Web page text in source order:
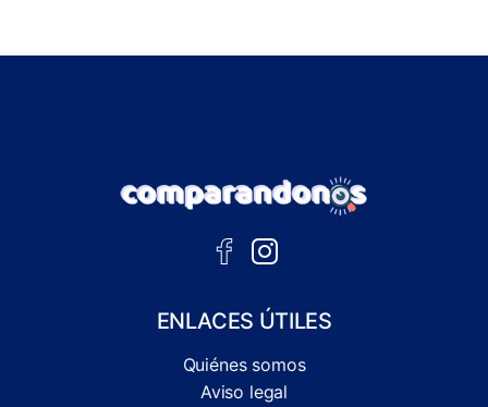
ENLACES ÚTILES
Quiénes somos
Aviso legal